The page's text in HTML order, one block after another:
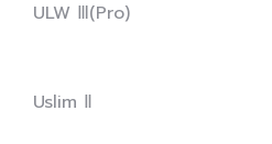
ULW Ⅲ(Pro)
Uslim Ⅱ